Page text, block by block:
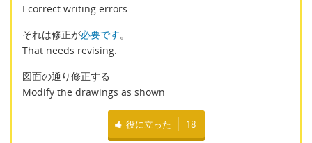
I correct writing errors.
それは修正が必要です。
That needs revising.
図面の通り修正する
Modify the drawings as shown
役に立った 18